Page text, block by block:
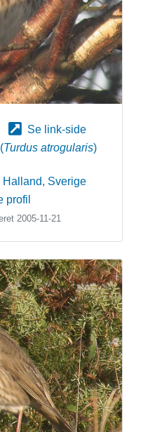
Se link-side
(Turdus atrogularis)
Halland, Sverige
profil
2005-11-21